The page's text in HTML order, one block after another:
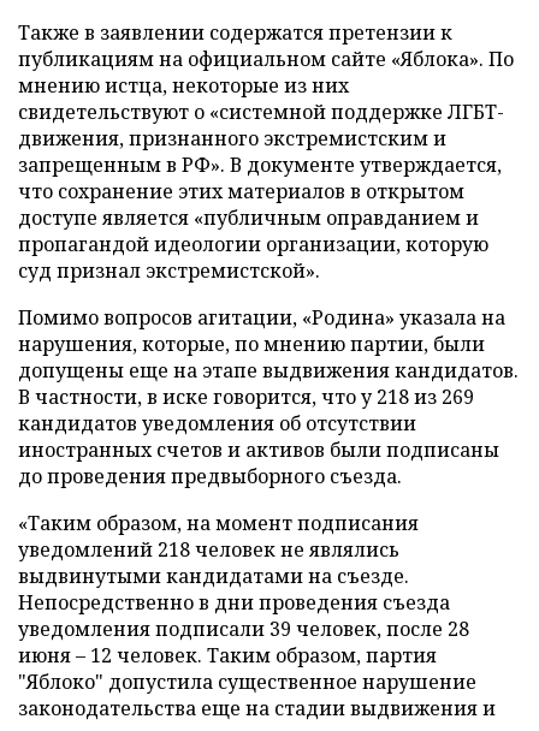
Также в заявлении содержатся претензии к
публикациям на официальном сайте «Яблока». По
мнению истца, некоторые из них
свидетельствуют о «системной поддержке ЛГБТ-
движения, признанного экстремистским и
запрещенным в РФ». В документе утверждается,
что сохранение этих материалов в открытом
доступе является «публичным оправданием и
пропагандой идеологии организации, которую
суд признал экстремистской».
Помимо вопросов агитации, «Родина» указала на
нарушения, которые, по мнению партии, были
допущены еще на этапе выдвижения кандидатов.
В частности, в иске говорится, что у 218 из 269
кандидатов уведомления об отсутствии
иностранных счетов и активов были подписаны
до проведения предвыборного съезда.
«Таким образом, на момент подписания
уведомлений 218 человек не являлись
выдвинутыми кандидатами на съезде.
Непосредственно в дни проведения съезда
уведомления подписали 39 человек, после 28
июня – 12 человек. Таким образом, партия
"Яблоко" допустила существенное нарушение
законодательства еще на стадии выдвижения и